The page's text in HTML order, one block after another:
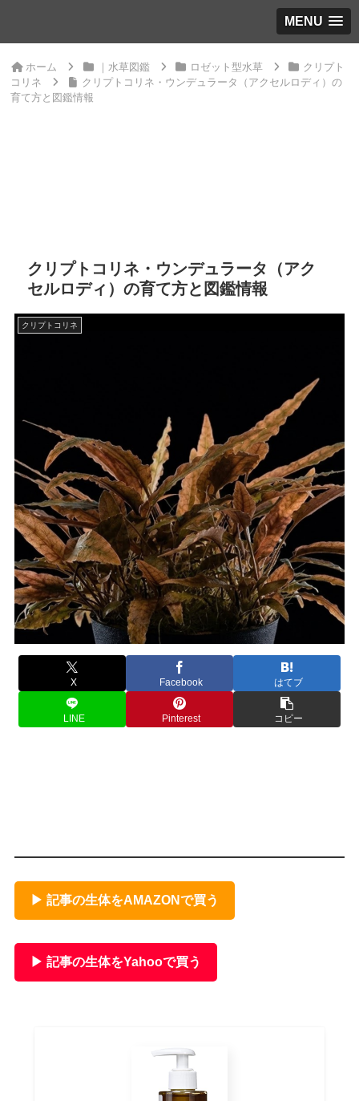
MENU
ホーム ｜水草図鑑 ロゼット型水草
クリプト
コリネ
クリプトコリネ・ウンデュラータ（アクセルロディ）の
育て方と図鑑情報
クリプトコリネ・ウンデュラータ（アク
セルロディ）の育て方と図鑑情報
クリプトコリネ
X Facebook はてブ
LINE Pinterest コピー
▶ 記事の生体をAMAZONで買う
▶ 記事の生体をYahooで買う